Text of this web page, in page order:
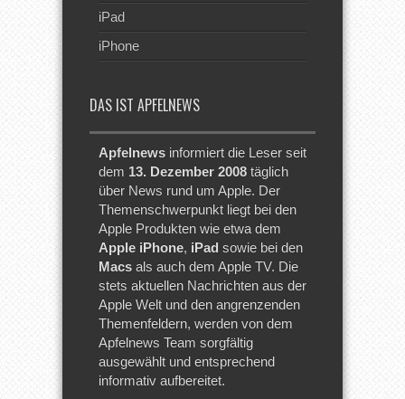
iPad
iPhone
DAS IST APFELNEWS
Apfelnews informiert die Leser seit
dem 13. Dezember 2008 täglich
über News rund um Apple. Der
Themenschwerpunkt liegt bei den
Apple Produkten wie etwa dem
Apple iPhone, iPad sowie bei den
Macs als auch dem Apple TV. Die
stets aktuellen Nachrichten aus der
Apple Welt und den angrenzenden
Themenfeldern, werden von dem
Apfelnews Team sorgfältig
ausgewählt und entsprechend
informativ aufbereitet.